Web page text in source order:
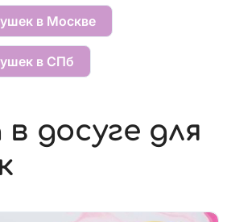
в Москве
в СПб
досуге для